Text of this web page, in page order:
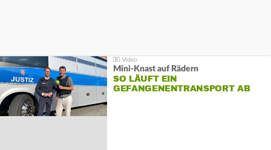
Mini-Knast auf Rädern
SO LÄUFT EIN
GEFANGENENTRANSPORT AB